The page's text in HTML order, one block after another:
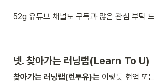
52g 유튜브 채널도 구독과 많은 관심 부탁
넷. 찾아가는 러닝랩(Learn To U)
찾아가는 러닝랩(런투유)는 이렇듯 현업 또